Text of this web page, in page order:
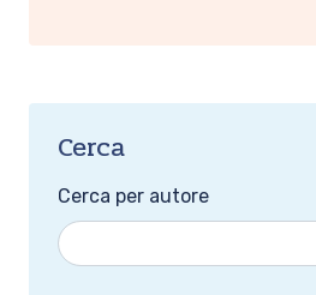
Cerca
Cerca per autore